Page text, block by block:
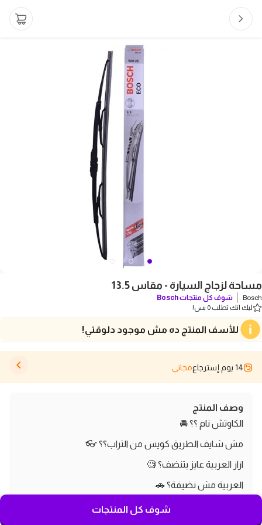
مساحة لزجاج السيارة - مقاس 13.5
Bosch شوف كل منتجاتBosch
ليك انك تطلب 0 بس!
للأسف المنتج ده مش موجود دلوقتي!
14 يوم إسترجاع مجاني
وصف المنتج
الكاوتش نام ؟؟ 🚘
مش شايف الطريق كويس من التراب؟؟ 👓
ازاز العربية عايز يتنضف؟ 🧐
العربية مش نضيفة؟ 🚗
كرسي العربية مش مريح و بيتعب رقبتك؟ 🤕
شوف كل المنتجات